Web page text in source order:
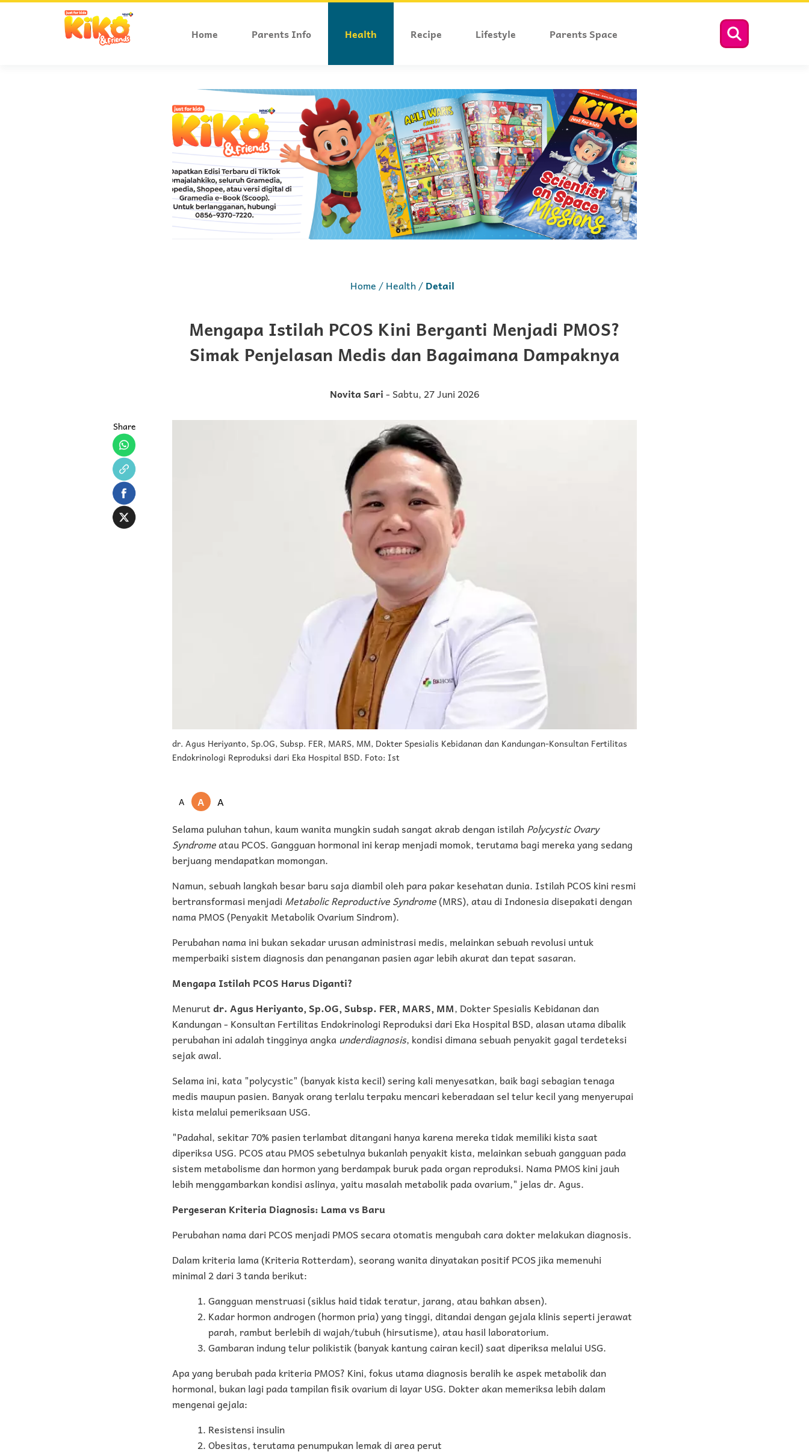
Home Parents Info Health Recipe Lifestyle Parents Space
Home Health Detail
Mengapa Istilah PCOS Kini Berganti Menjadi PMOS?
Simak Penjelasan Medis dan Bagaimana Dampaknya
Novita Sari- Sabtu, 27 Juni 2026
Share
dr. Agus Heriyanto, Sp.OG, Subsp. FER, MARS, MM, Dokter Spesialis Kebidanan dan Kandungan-Konsultan Fertilitas
Endokrinologi Reproduksi dari Eka Hospital BSD. Foto: Ist
A A
A
Selama puluhan tahun, kaum wanita mungkin sudah sangat akrab dengan istilahPolycystic Ovary
Syndromeatau PCOS. Gangguan hormonal ini kerap menjadi momok, terutama bagi mereka yang sedang
berjuang mendapatkan momongan.
Namun, sebuah langkah besar baru saja diambil oleh para pakar kesehatan dunia. Istilah PCOS kini resmi
bertransformasi menjadi Metabolic Reproductive Syndrome(MRS), atau di Indonesia disepakati dengan
nama PMOS (Penyakit Metabolik Ovarium Sindrom).
Perubahan nama ini bukan sekadar urusan administrasi medis, melainkan sebuah revolusi untuk
memperbaiki sistem diagnosis dan penanganan pasien agar lebih akurat dan tepat sasaran.
Mengapa Istilah PCOS Harus Diganti?
Menurutdr. Agus Heriyanto, Sp.OG, Subsp. FER, MARS, MM, Dokter Spesialis Kebidanan dan
Kandungan - Konsultan Fertilitas Endokrinologi Reproduksi dari Eka Hospital BSD, alasan utama dibalik
perubahan ini adalah tingginya angka underdiagnosis, kondisi dimana sebuah penyakit gagal terdeteksi
sejak awal.
Selama ini, kata "polycystic" (banyak kista kecil) sering kali menyesatkan, baik bagi sebagian tenaga
medis maupun pasien. Banyak orang terlalu terpaku mencari keberadaan sel telur kecil yang menyerupai
kista melalui pemeriksaan USG.
"Padahal, sekitar 70% pasien terlambat ditangani hanya karena mereka tidak memiliki kista saat
diperiksa USG. PCOS atau PMOS sebetulnya bukanlah penyakit kista, melainkan sebuah gangguan pada
sistem metabolisme dan hormon yang berdampak buruk pada organ reproduksi. Nama PMOS kini jauh
lebih menggambarkan kondisi aslinya, yaitu masalah metabolik pada ovarium," jelas dr. Agus.
Pergeseran Kriteria Diagnosis: Lama vs Baru
Perubahan nama dari PCOS menjadi PMOS secara otomatis mengubah cara dokter melakukan diagnosis.
Dalam kriteria lama (Kriteria Rotterdam), seorang wanita dinyatakan positif PCOS jika memenuhi
minimal 2 dari 3 tanda berikut:
Gangguan menstruasi (siklus haid tidak teratur, jarang, atau bahkan absen).
Kadar hormon androgen (hormon pria) yang tinggi, ditandai dengan gejala klinis seperti jerawat
parah, rambut berlebih di wajah/tubuh (hirsutisme), atau hasil laboratorium.
Gambaran indung telur polikistik (banyak kantung cairan kecil) saat diperiksa melalui USG.
Apa yang berubah pada kriteria PMOS? Kini, fokus utama diagnosis beralih ke aspek metabolik dan
hormonal, bukan lagi pada tampilan fisik ovarium di layar USG. Dokter akan memeriksa lebih dalam
mengenai gejala:
Resistensi insulin
Obesitas, terutama penumpukan lemak di area perut